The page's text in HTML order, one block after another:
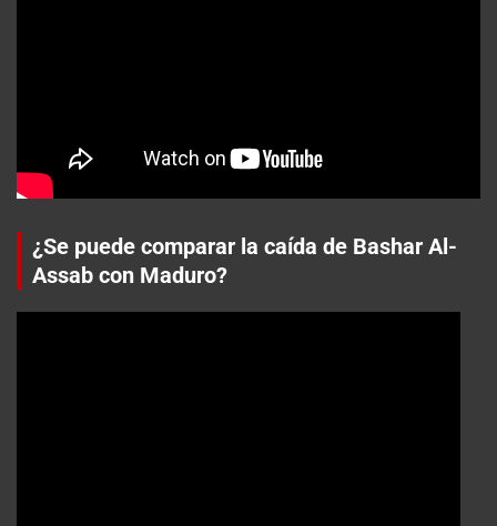
¿Se puede comparar la caída de Bashar Al-
Assab con Maduro?